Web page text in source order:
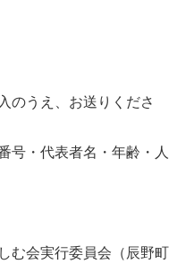
のうえ、お送りくださ
号・代表者名・年齢・人
む会実行委員会（辰野町